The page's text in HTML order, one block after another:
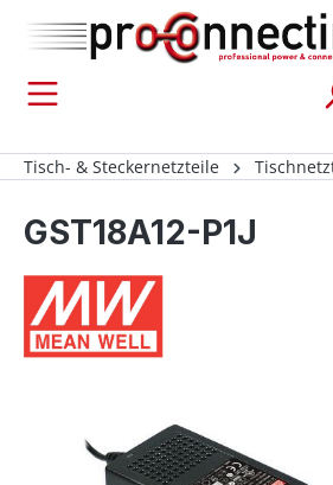
springen
Tisch- & Steckernetzteile
GST18A12-P1J